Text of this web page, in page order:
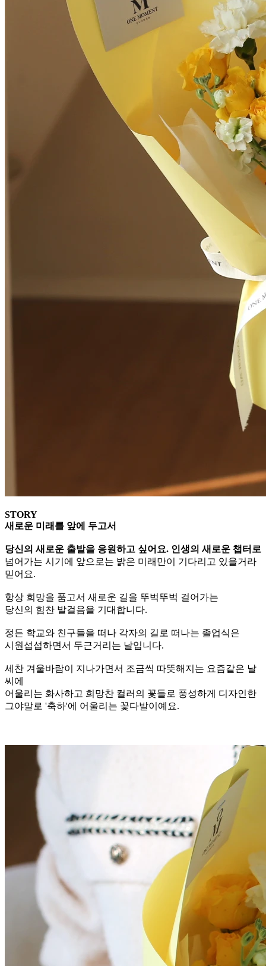
STORY
새로운 미래를 앞에 두고서
당신의 새로운 출발을 응원하고 싶어요. 인생의 새로운 챕터로
넘어가는 시기에 앞으로는 밝은 미래만이 기다리고 있을거라
믿어요.
항상 희망을 품고서 새로운 길을 뚜벅뚜벅 걸어가는
당신의 힘찬 발걸음을 기대합니다.
정든 학교와 친구들을 떠나 각자의 길로 떠나는 졸업식은
시원섭섭하면서 두근거리는 날입니다.
세찬 겨울바람이 지나가면서 조금씩 따뜻해지는 요즘같은 날
씨에
어울리는 화사하고 희망찬 컬러의 꽃들로 풍성하게 디자인한
그야말로 '축하'에 어울리는 꽃다발이예요.